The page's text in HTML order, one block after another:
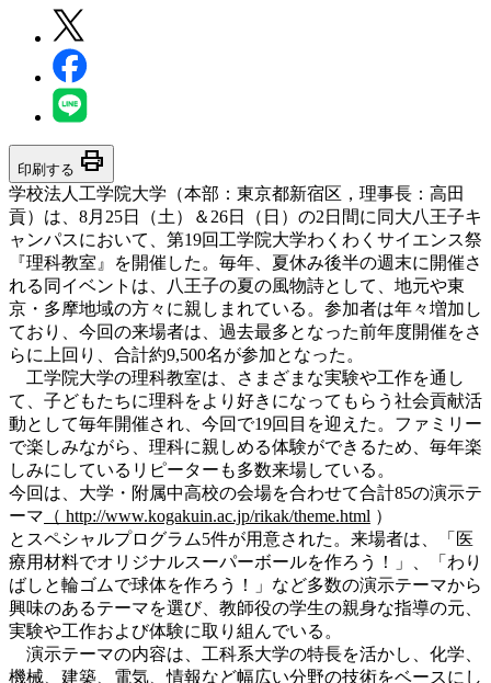
印刷する print
学校法人工学院大学（本部：東京都新宿区，理事長：高田
貢）は、8月25日（土）＆26日（日）の2日間に同大八王子キ
ャンパスにおいて、第19回工学院大学わくわくサイエンス祭
『理科教室』を開催した。毎年、夏休み後半の週末に開催さ
れる同イベントは、八王子の夏の風物詩として、地元や東
京・多摩地域の方々に親しまれている。参加者は年々増加し
ており、今回の来場者は、過去最多となった前年度開催をさ
らに上回り、合計約9,500名が参加となった。
工学院大学の理科教室は、さまざまな実験や工作を通し
て、子どもたちに理科をより好きになってもらう社会貢献活
動として毎年開催され、今回で19回目を迎えた。ファミリー
で楽しみながら、理科に親しめる体験ができるため、毎年楽
しみにしているリピーターも多数来場している。
今回は、大学・附属中高校の会場を合わせて合計85の演示テ
ーマ （ http://www.kogakuin.ac.jp/rikak/theme.html ）
とスペシャルプログラム5件が用意された。来場者は、「医
療用材料でオリジナルスーパーボールを作ろう！」、「わり
ばしと輪ゴムで球体を作ろう！」など多数の演示テーマから
興味のあるテーマを選び、教師役の学生の親身な指導の元、
実験や工作および体験に取り組んでいる。
演示テーマの内容は、工科系大学の特長を活かし、化学、
機械、建築、電気、情報など幅広い分野の技術をベースにし